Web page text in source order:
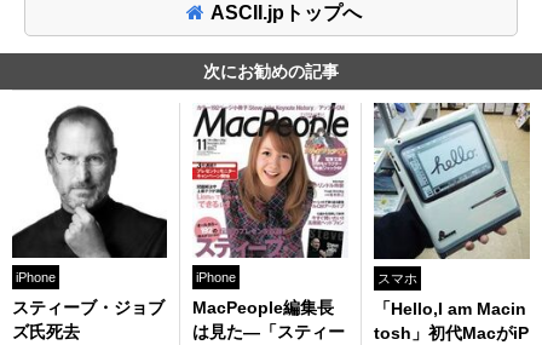
ASCII.jpトップへ
次にお勧めの記事
iPhone
スティーブ・ジョブ
ズ氏死去
iPhone
MacPeople編集長
は見た—「スティー
スマホ
「Hello,I am Macin
tosh」初代MacがiP